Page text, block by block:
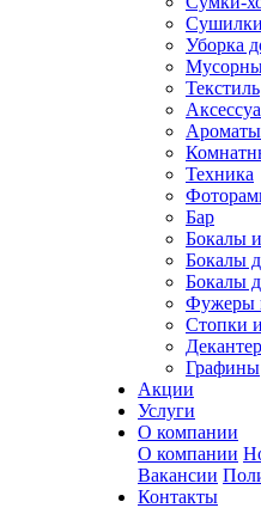
Сушилки
Уборка
Текстиль
Техника
Бар
Бокалы
Бокалы
Бокалы
Фужеры
Стопки
Графины
Акции
Услуги
О компании
О компании
Вакансии
Контакты